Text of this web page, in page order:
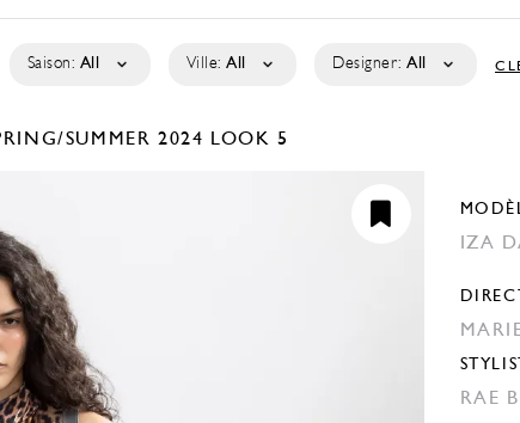
Saison: All Ville: All Designer: All
SUMMER 2024 LOOK 5
IZA
RAE